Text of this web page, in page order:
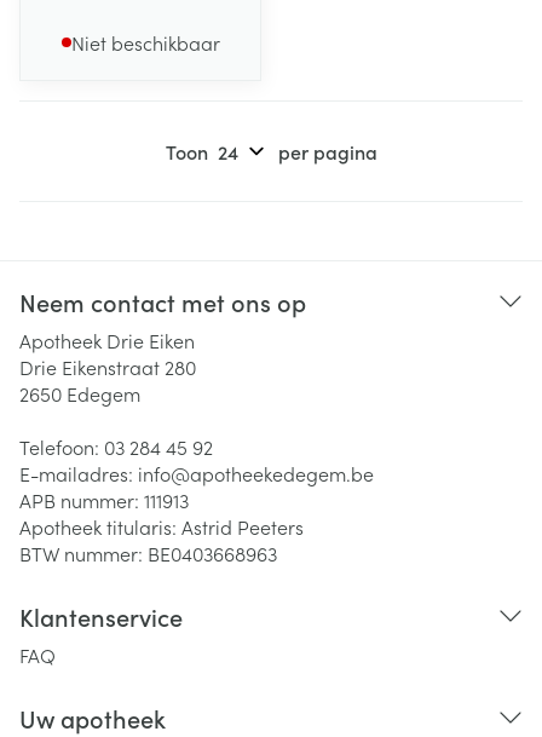
Niet beschikbaar
Toon per pagina
Neem contact met ons op
Apotheek Drie Eiken
Drie Eikenstraat 280
2650 Edegem
Telefoon: 03 284 45 92
E-mailadres: info@apotheekedegem.be
APB nummer: 111913
Apotheek titularis: Astrid Peeters
BTW nummer: BE0403668963
Klantenservice
FAQ
Uw apotheek